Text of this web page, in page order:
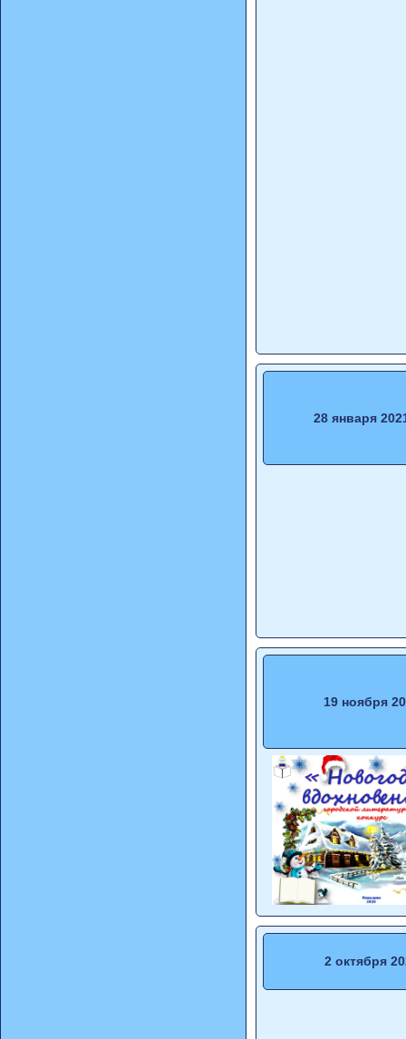
28 января
19 ноября
2 октября